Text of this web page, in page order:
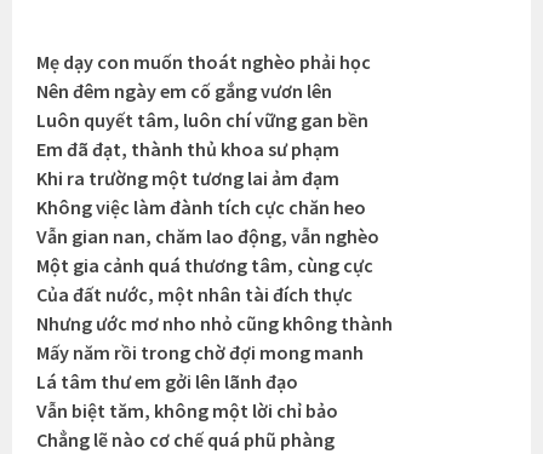
Mẹ dạy con muốn thoát nghèo phải học
Nên đêm ngày em cố gắng vươn lên
Luôn quyết tâm, luôn chí vững gan bền
Em đã đạt, thành thủ khoa sư phạm
Khi ra trường một tương lai ảm đạm
Không việc làm đành tích cực chăn heo
Vẫn gian nan, chăm lao động, vẫn nghèo
Một gia cảnh quá thương tâm, cùng cực
Của đất nước, một nhân tài đích thực
Nhưng ước mơ nho nhỏ cũng không thành
Mấy năm rồi trong chờ đợi mong manh
Lá tâm thư em gởi lên lãnh đạo
Vẫn biệt tăm, không một lời chỉ bảo
Chẳng lẽ nào cơ chế quá phũ phàng